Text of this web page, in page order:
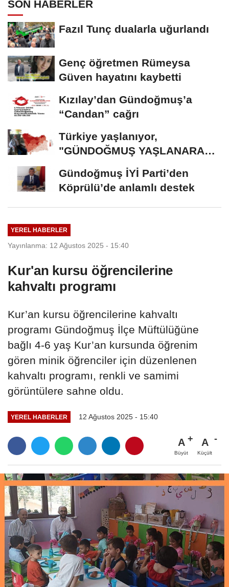
SON HABERLER
Fazıl Tunç dualarla uğurlandı
Genç öğretmen Rümeysa
Güven hayatını kaybetti
Kızılay’dan Gündoğmuş’a
“Candan” cağrı
Türkiye yaşlanıyor,
"GÜNDOĞMUŞ YAŞLANARAK
Gündoğmuş İYİ Parti’den
Köprülü’de anlamlı destek
YEREL HABERLER
Yayınlanma: 12 Ağustos 2025 - 15:40
Kur'an kursu öğrencilerine
kahvaltı programı
Kur’an kursu öğrencilerine kahvaltı
programı Gündoğmuş İlçe Müftülüğüne
bağlı 4-6 yaş Kur’an kursunda öğrenim
gören minik öğrenciler için düzenlenen
kahvaltı programı, renkli ve samimi
görüntülere sahne oldu.
YEREL HABERLER 12 Ağustos 2025 - 15:40
A
Büyüt
A
Küçült